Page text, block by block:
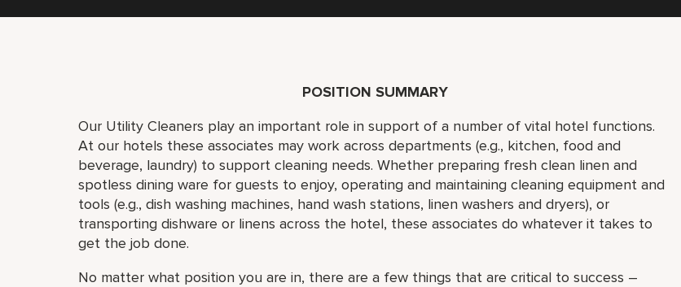
POSITION SUMMARY
Our Utility Cleaners play an important role in support of a number of vital hotel functions.
At our hotels these associates may work across departments (e.g., kitchen, food and
beverage, laundry) to support cleaning needs. Whether preparing fresh clean linen and
spotless dining ware for guests to enjoy, operating and maintaining cleaning equipment and
tools (e.g., dish washing machines, hand wash stations, linen washers and dryers), or
transporting dishware or linens across the hotel, these associates do whatever it takes to
get the job done.
No matter what position you are in, there are a few things that are critical to success –